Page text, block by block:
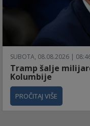
SUBOTA, 08.08.2026 |
Tramp šalje
Kolumbije
PROČITAJ VIŠE